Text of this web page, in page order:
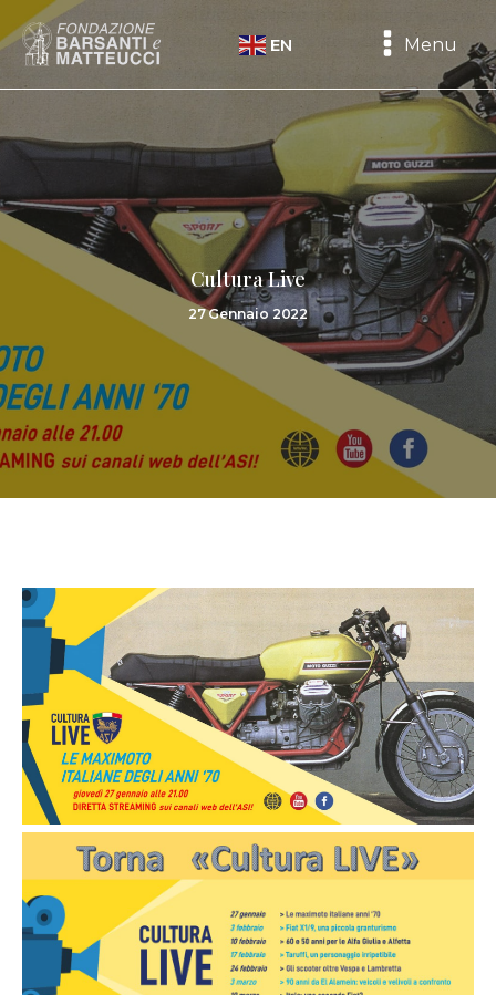
EN Menu
Cultura Live
27 Gennaio 2022